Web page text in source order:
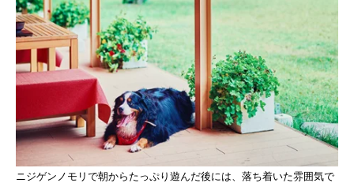
ニジゲンノモリで朝からたっぷり遊んだ後には、落ち着いた雰囲気で